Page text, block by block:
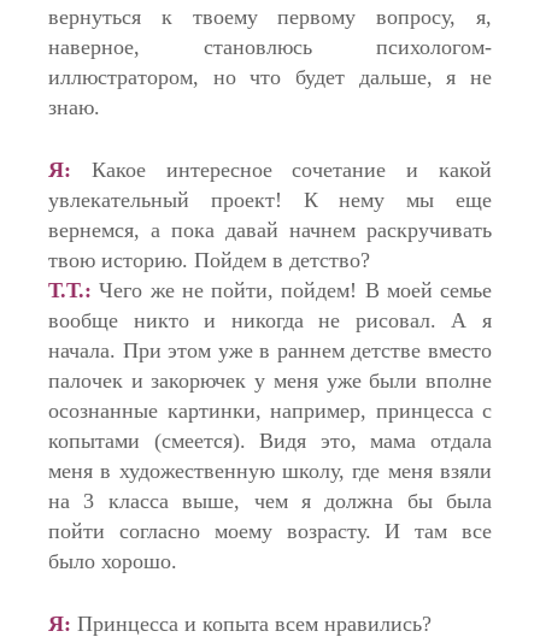
вернуться к твоему первому вопросу, я,
наверное, становлюсь психологом-
иллюстратором, но что будет дальше, я не
знаю.
Я:
Какое интересное сочетание и какой
увлекательный проект! К нему мы еще
вернемся, а пока давай начнем раскручивать
твою историю. Пойдем в детство?
Т.Т.: Чего же не пойти, пойдем! В моей семье
вообще никто и никогда не рисовал. А я
начала. При этом уже в раннем детстве вместо
палочек и закорючек у меня уже были вполне
осознанные картинки, например, принцесса с
копытами (смеется). Видя это, мама отдала
меня в художественную школу, где меня взяли
на 3 класса выше, чем я должна бы была
пойти согласно моему возрасту. И там все
было хорошо.
Я: Принцесса и копыта всем нравились?